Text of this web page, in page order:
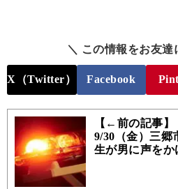
＼ この情報をお友達
X（Twitter） Facebook
【←前の記事】
9/30（金）三郷
生が男に声をか